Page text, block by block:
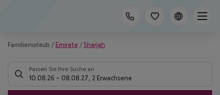
Familienurlaub / Emirate / Sharjah
Passen Sie Ihre Suche an
10.08.26 – 08.08.27 2 Erwachsene